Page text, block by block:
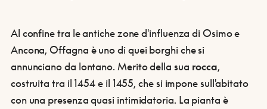
Al confine tra le antiche zone d'influenza di Osimo e
Ancona, Offagna è uno di quei borghi che si
annunciano da lontano. Merito della sua rocca,
costruita tra il 1454 e il 1455, che si impone sull'abitato
con una presenza quasi intimidatoria. La pianta è